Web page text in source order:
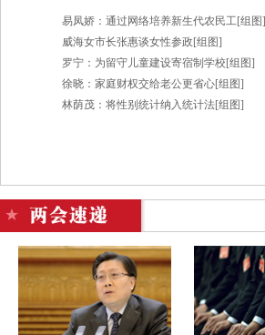
易凤娇：通过网络培养新生代农民工[组图]
威海女市长张惠谈女性参政[组图]
罗宁：为留守儿童建设寄宿制学校[组图]
徐晓：家庭财权交给老公更省心[组图]
林荫茂：将性别统计纳入统计法[组图]